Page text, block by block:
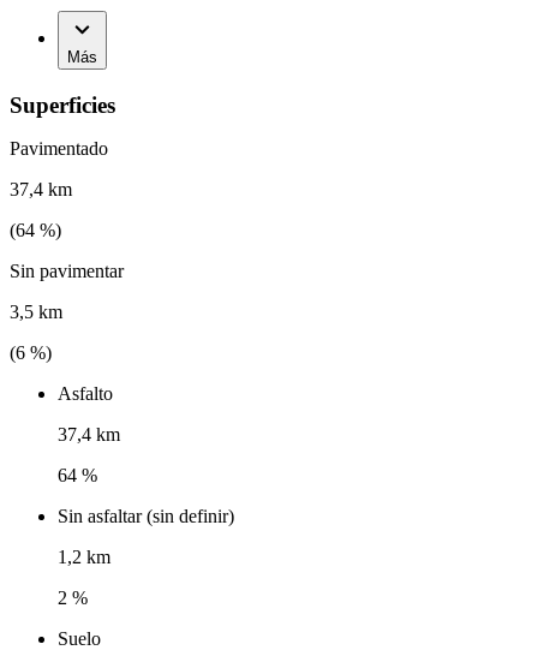
Más
Superficies
Pavimentado
37,4 km
(64 %)
Sin pavimentar
3,5 km
(6 %)
Asfalto
37,4 km
64 %
Sin asfaltar (sin definir)
1,2 km
2 %
Suelo